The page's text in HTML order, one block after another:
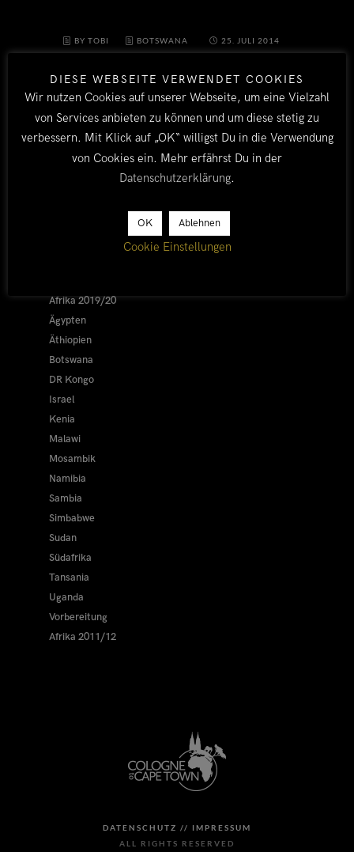
BY TOBI BOTSWANA 25. JULI 2014
LÄNDER
Afrika 2019/20
Ägypten
Äthiopien
Botswana
DR Kongo
Israel
Kenia
Malawi
Mosambik
Namibia
Sambia
Simbabwe
Sudan
Südafrika
Tansania
Uganda
Vorbereitung
Afrika 2011/12
DATENSCHUTZ // IMPRESSUM
ALL RIGHTS RESERVED
DIESE WEBSEITE VERWENDET COOKIES
Wir nutzen Cookies auf unserer Webseite, um eine Vielzahl
von Services anbieten zu können und um diese stetig zu
verbessern. Mit Klick auf „OK“ willigst Du in die Verwendung
von Cookies ein. Mehr erfährst Du in der
Datenschutzerklärung.
OK Ablehnen
Cookie Einstellungen